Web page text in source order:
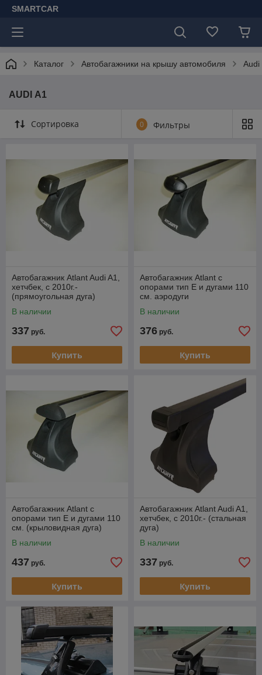
SMARTCAR
Каталог Автобагажники на крышу автомобиля Audi
AUDI А1
Сортировка 0 Фильтры
Автобагажник Atlant Audi A1,
хетчбек, с 2010г.-
(прямоугольная дуга)
В наличии
337 руб.
Купить
Автобагажник Atlant с
опорами тип Е и дугами 110
см. аэродуги
В наличии
376 руб.
Купить
Автобагажник Atlant с
опорами тип Е и дугами 110
см. (крыловидная дуга)
В наличии
437 руб.
Купить
Автобагажник Atlant Audi A1,
хетчбек, с 2010г.- (стальная
дуга)
В наличии
337 руб.
Купить